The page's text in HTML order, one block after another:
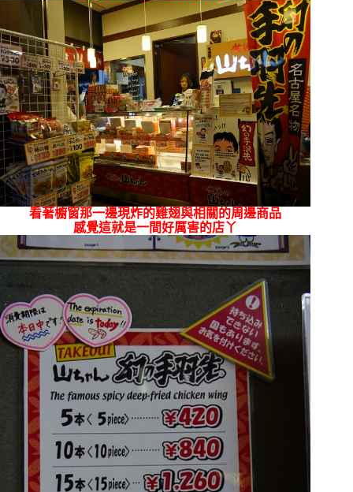
看著櫥窗那一邊現炸的雞翅與相關的周邊商品
感覺這就是一間好厲害的店丫